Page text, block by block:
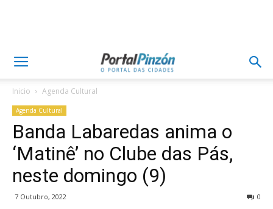
Inicio Agenda Cultural
Agenda Cultural
Banda Labaredas anima o
‘Matinê’ no Clube das Pás,
neste domingo (9)
7 Outubro, 2022 0